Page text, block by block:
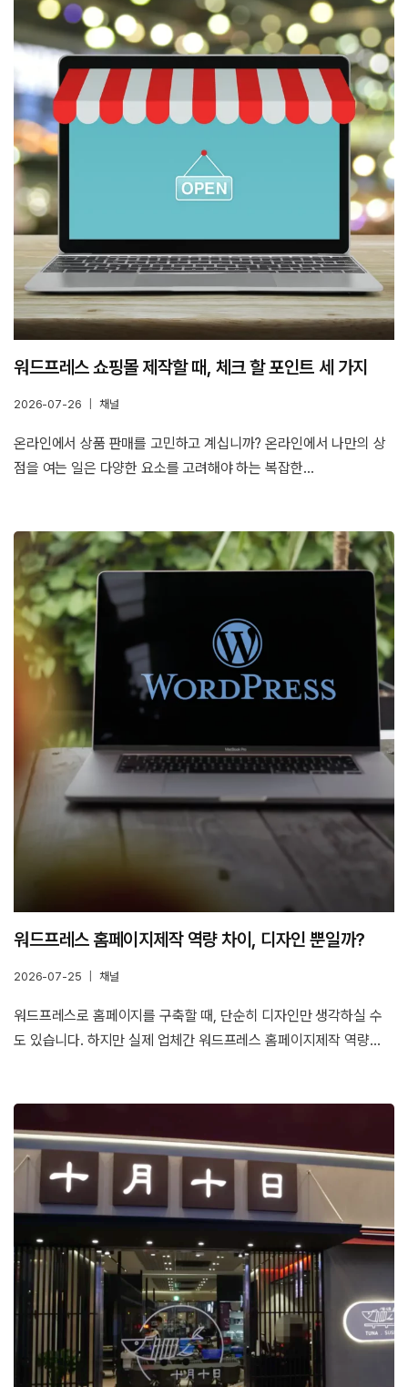
워드프레스 쇼핑몰 제작할 때, 체크 할 포인트 세 가지
2026-07-26 채널
온라인에서 상품 판매를 고민하고 계십니까? 온라인에서 나만의 상
점을 여는 일은 다양한 요소를 고려해야 하는 복잡한…
워드프레스 홈페이지제작 역량 차이, 디자인 뿐일까?
2026-07-25 채널
워드프레스로 홈페이지를 구축할 때, 단순히 디자인만 생각하실 수
도 있습니다. 하지만 실제 업체간 워드프레스 홈페이지제작 역량…